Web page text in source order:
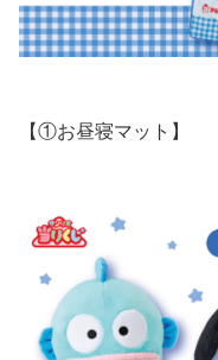
【①お昼寝マット】